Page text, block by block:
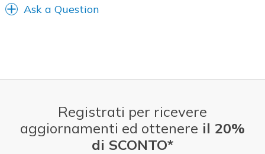
Ask a Question
Registrati per ricevere
aggiornamenti ed ottenere il 20%
di SCONTO*